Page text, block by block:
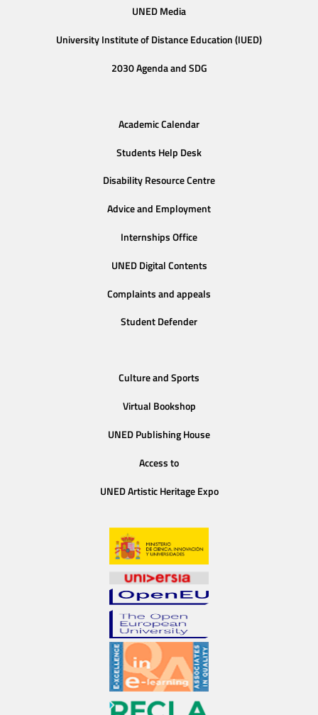
UNED Media
University Institute of Distance Education (IUED)
2030 Agenda and SDG
Academic Calendar
Students Help Desk
Disability Resource Centre
Advice and Employment
Internships Office
UNED Digital Contents
Complaints and appeals
Student Defender
Culture and Sports
Virtual Bookshop
UNED Publishing House
Access to
UNED Artistic Heritage Expo